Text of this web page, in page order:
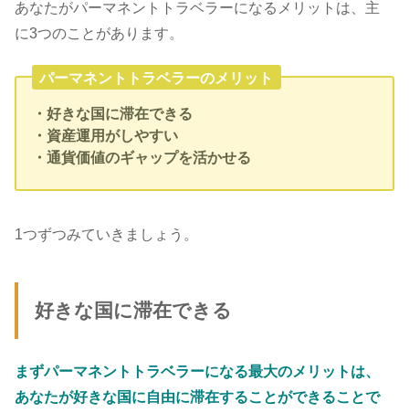
あなたがパーマネントトラベラーになるメリットは、主
に3つのことがあります。
パーマネントトラベラーのメリット
・好きな国に滞在できる
・資産運用がしやすい
・通貨価値のギャップを活かせる
1つずつみていきましょう。
好きな国に滞在できる
まずパーマネントトラベラーになる最大のメリットは、
あなたが好きな国に自由に滞在することができることで